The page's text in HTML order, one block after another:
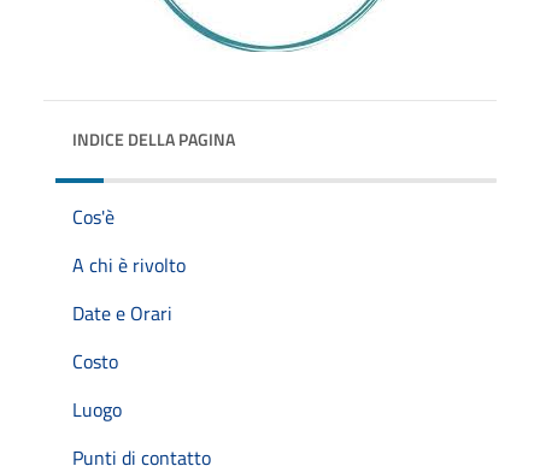
INDICE DELLA PAGINA
Cos'è
A chi è rivolto
Date e Orari
Costo
Luogo
Punti di contatto